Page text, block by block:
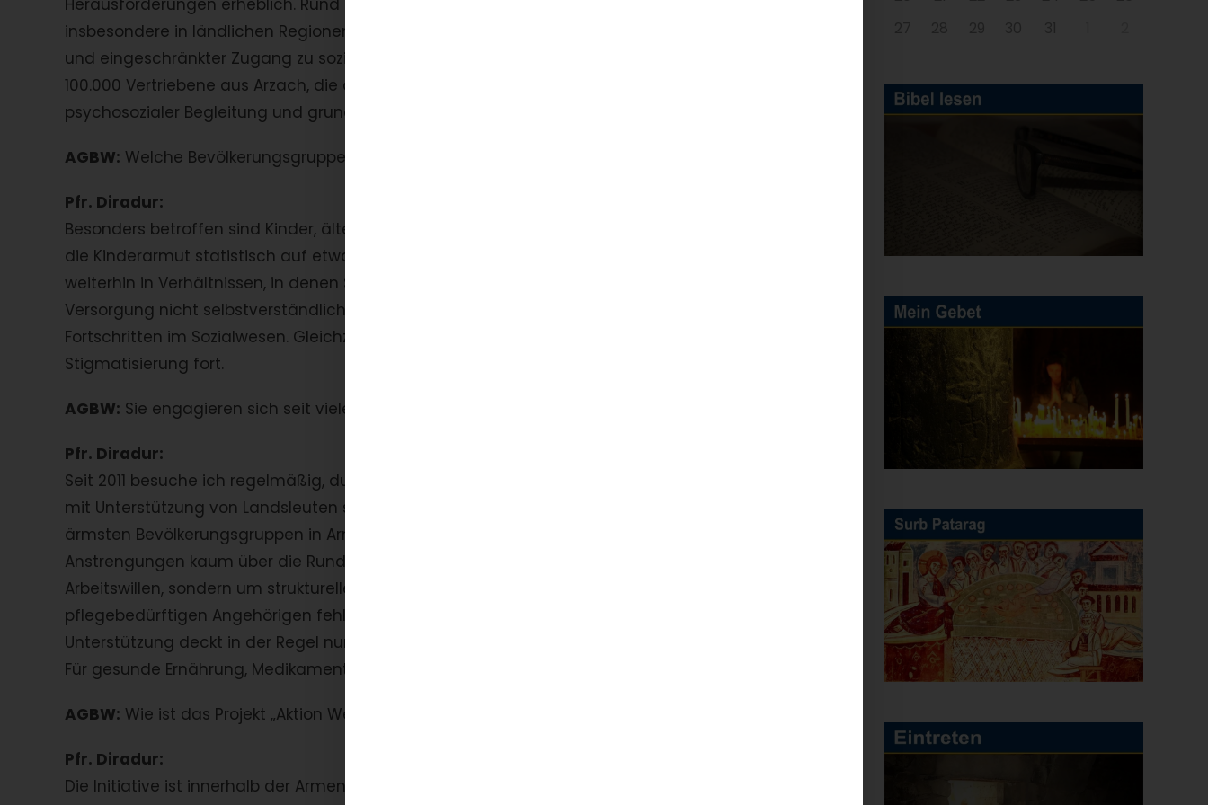
insbesondere in ländlichen Regionen wie Vayots Dzor, wo harte Winter, mangelhafte Infrastruktur
und eingeschränkter Zugang zu sozialen Diensten den Alltag prägen. Hinzu kommen über
100.000 Vertriebene aus Arzach, die dringend Unterstützung benötigen: Zugang zu Wohnraum,
psychosozialer Begleitung und grundlegender Versorgung.
AGBW: Welche Bevölkerungsgruppen sind besonders betroffen?
Pfr. Diradur:
Besonders betroffen sind Kinder, ältere Menschen sowie Menschen mit Behinderungen. Zwar ist
die Kinderarmut statistisch auf etwa 28 Prozent zurückgegangen, doch viele Familien leben
weiterhin in Verhältnissen, in denen Schulmaterial, angemessene Ernährung oder medizinische
Versorgung nicht selbstverständlich sind. Internationale Organisationen berichten von
Fortschritten im Sozialwesen. Gleichzeitig bestehen regionale Ungleichheiten und soziale
Stigmatisierung fort.
AGBW: Sie engagieren sich seit vielen Jahren persönlich in Armenien. Was erleben Sie vor Ort?
Pfr. Diradur:
Seit 2011 besuche ich regelmäßig, durch den Segen unseres Bischofs Serovpé Isakhanyan und
mit Unterstützung von Landsleuten sowie von Freundinnen und Freunden aus Deutschland, die
ärmsten Bevölkerungsgruppen in Armenien. Ich begegne Menschen, die trotz großer
Anstrengungen kaum über die Runden kommen. Es handelt sich nicht um fehlenden
Arbeitswillen, sondern um strukturelle Armut. Für alleinstehende Senioren oder Familien mit
pflegebedürftigen Angehörigen fehlen oft realistische Erwerbsmöglichkeiten. Die staatliche
Unterstützung deckt in der Regel nur die Grundkosten wie Strom, Heizung und Nebenkosten ab.
Für gesunde Ernährung, Medikamente oder ein menschenwürdiges Leben reicht sie nicht aus.
AGBW: Wie ist das Projekt „Aktion Weihnachtsfreude“ entstanden?
Pfr. Diradur:
Die Initiative ist innerhalb der Armenischen Gemeinde Baden-Württemberg entstanden, aus